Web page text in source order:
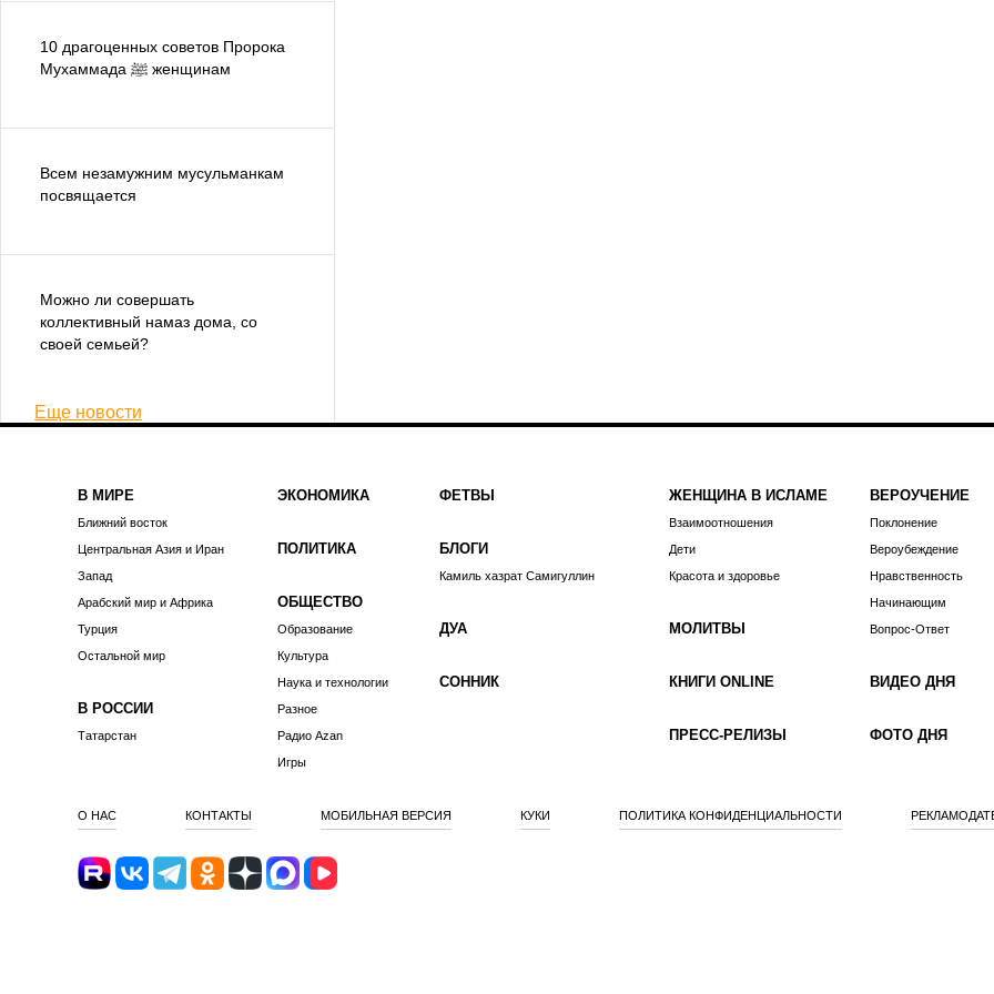
10 драгоценных советов Пророка
Мухаммада ﷺ женщинам
Всем незамужним мусульманкам
посвящается
Можно ли совершать
коллективный намаз дома, со
своей семьей?
Еще новости
В МИРЕ
Ближний восток
Центральная Азия и Иран
Запад
Арабский мир и Африка
Турция
Остальной мир
В РОССИИ
Татарстан
ЭКОНОМИКА
ПОЛИТИКА
ОБЩЕСТВО
Образование
Культура
Наука и технологии
Разное
Радио Azan
Игры
ФЕТВЫ
БЛОГИ
Камиль хазрат Самигуллин
ДУА
СОННИК
ЖЕНЩИНА В ИСЛАМЕ
Взаимоотношения
Дети
Красота и здоровье
МОЛИТВЫ
КНИГИ ONLINE
ПРЕСС-РЕЛИЗЫ
ВЕРОУЧЕНИЕ
Поклонение
Вероубеждение
Нравственность
Начинающим
Вопрос-Ответ
ВИДЕО ДНЯ
ФОТО ДНЯ
О НАС КОНТАКТЫ МОБИЛЬНАЯ ВЕРСИЯ КУКИ ПОЛИТИКА КОНФИДЕНЦИАЛЬНОСТИ